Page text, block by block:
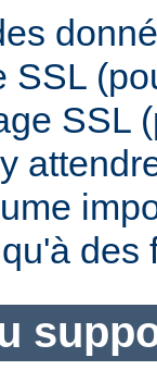
SSL
SSL
des